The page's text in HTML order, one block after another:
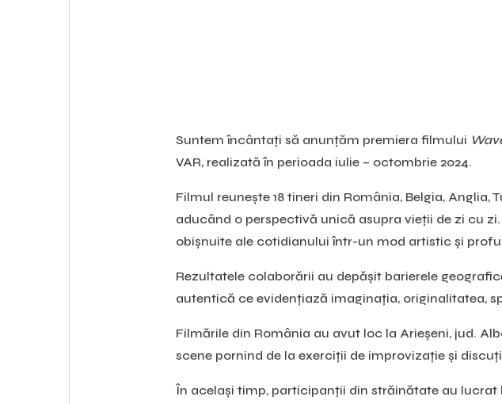
Suntem încântați să anunțăm premiera filmului
VAR, realizată în perioada iulie – octombrie 2024.
Filmul reunește 18 tineri din România, Belgia,
aducând o perspectivă unică asupra vieții de zi cu
obișnuite ale cotidianului într-un mod artistic și
Rezultatele colaborării au depășit barierele
autentică ce evidențiază imaginația, originalitatea,
Filmările din România au avut loc la Arieșeni, jud.
scene pornind de la exerciții de improvizație și
În același timp, participanții din străinătate au